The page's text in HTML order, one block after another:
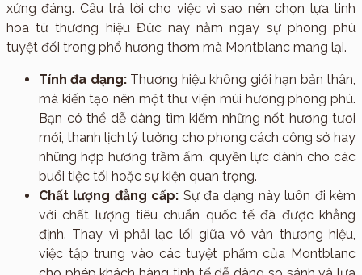
xứng đáng. Câu trả lời cho việc vì sao nên chọn lựa tinh
hoa từ thương hiệu Đức này nằm ngay sự phong phú
tuyệt đối trong phổ hương thơm mà Montblanc mang lại.
Tính đa dạng:Thương hiệu không giới hạn bản thân,
mà kiến tạo nên một thư viện mùi hương phong phú.
Bạn có thể dễ dàng tìm kiếm những nốt hương tươi
mới, thanh lịch lý tưởng cho phong cách công sở hay
những hợp hương trầm ấm, quyền lực dành cho các
buổi tiệc tối hoặc sự kiện quan trọng.
Chất lượng đẳng cấp: Sự đa dạng này luôn đi kèm
với chất lượng tiêu chuẩn quốc tế đã được khẳng
định. Thay vì phải lạc lối giữa vô vàn thương hiệu,
việc tập trung vào các tuyệt phẩm của Montblanc